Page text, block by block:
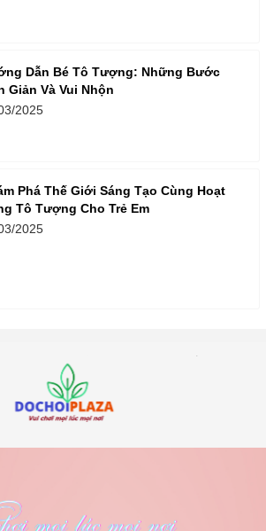
Dẫn Bé Tô Tượng: Những Bước
Giản Và Vui Nhộn
2025
Phá Thế Giới Sáng Tạo Cùng Hoạt
Tô Tượng Cho Trẻ Em
2025